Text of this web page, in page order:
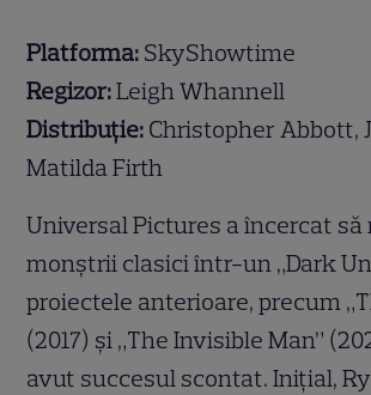
Platforma: SkyShowtime
Regizor:Leigh Whannell
Distribuție: Christopher Abbott,
Matilda Firth
Universal Pictures a încercat să
monștrii clasici într-un „Dark
proiectele anterioare, precum
(2017) și „The Invisible Man”
avut succesul scontat. Inițial,